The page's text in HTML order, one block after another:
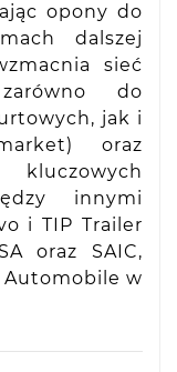
opony do
dalszej
sieć
do
jak i
oraz
innymi
i TIP Trailer
oraz SAIC,
Automobile w